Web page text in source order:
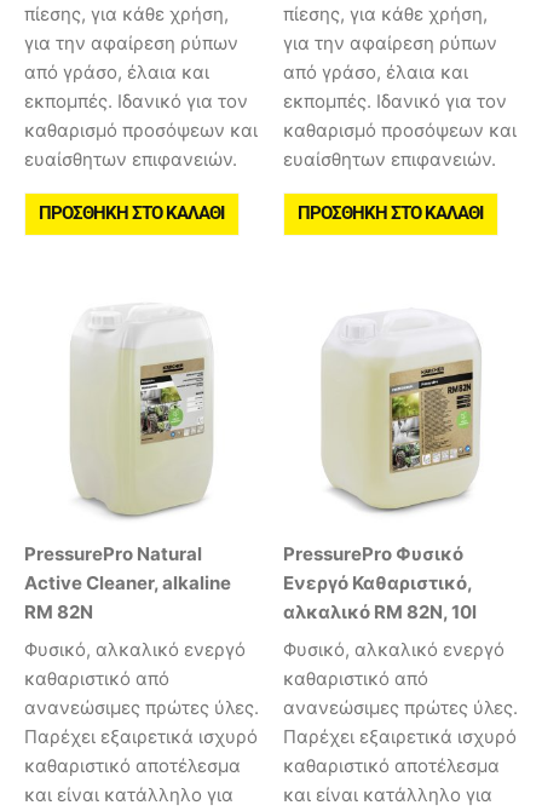
πίεσης, για κάθε χρήση,
για την αφαίρεση ρύπων
από γράσο, έλαια και
εκπομπές. Ιδανικό για τον
καθαρισμό προσόψεων και
ευαίσθητων επιφανειών.
ΠΡΟΣΘΉΚΗ ΣΤΟ ΚΑΛΆΘΙ
πίεσης, για κάθε χρήση,
για την αφαίρεση ρύπων
από γράσο, έλαια και
εκπομπές. Ιδανικό για τον
καθαρισμό προσόψεων και
ευαίσθητων επιφανειών.
ΠΡΟΣΘΉΚΗ ΣΤΟ ΚΑΛΆΘΙ
PressurePro Natural
Active Cleaner, alkaline
RM 82N
Φυσικό, αλκαλικό ενεργό
καθαριστικό από
ανανεώσιμες πρώτες ύλες.
Παρέχει εξαιρετικά ισχυρό
καθαριστικό αποτέλεσμα
και είναι κατάλληλο για
PressurePro Φυσικό
Ενεργό Καθαριστικό,
αλκαλικό RM 82N, 10l
Φυσικό, αλκαλικό ενεργό
καθαριστικό από
ανανεώσιμες πρώτες ύλες.
Παρέχει εξαιρετικά ισχυρό
καθαριστικό αποτέλεσμα
και είναι κατάλληλο για